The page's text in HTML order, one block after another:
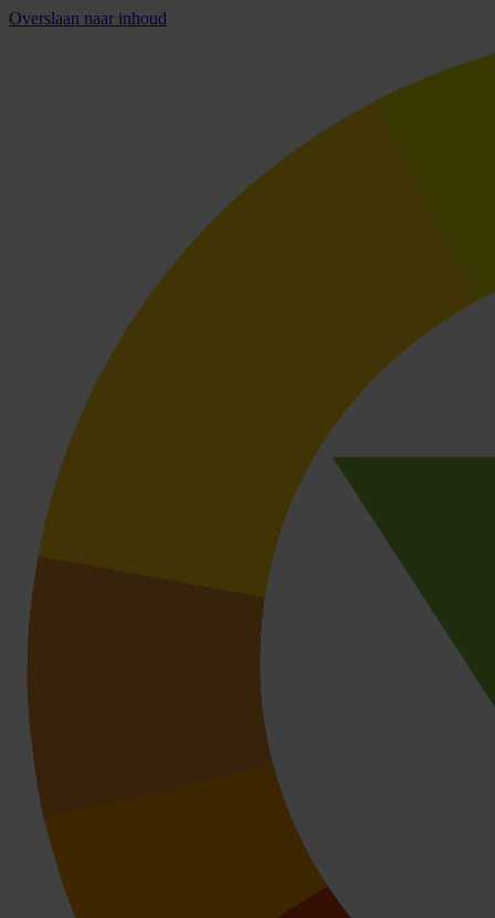
Overslaan naar inhoud